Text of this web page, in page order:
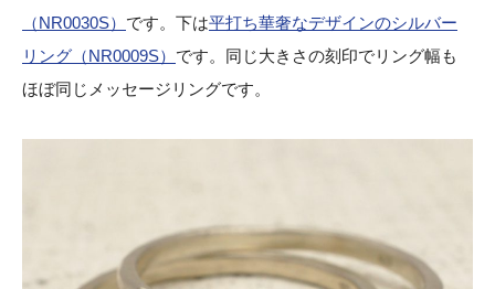
（NR0030S） です。下は平打ち華奢なデザインのシルバー
リング（NR0009S） です。同じ大きさの刻印でリング幅も
ほぼ同じメッセージリングです。